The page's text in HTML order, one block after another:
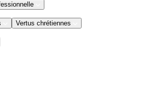
Vertus chrétiennes